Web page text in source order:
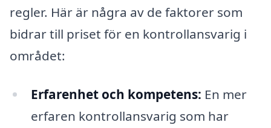
regler. Här är några av de faktorer som
bidrar till priset för en kontrollansvarig i
området:
Erfarenhet och kompetens: En mer
erfaren kontrollansvarig som har